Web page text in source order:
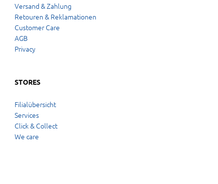
Versand & Zahlung
Retouren & Reklamationen
Customer Care
AGB
Privacy
STORES
Filialübersicht
Services
Click & Collect
We care